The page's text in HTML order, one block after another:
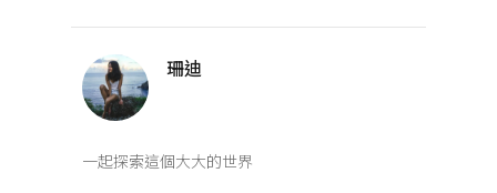
珊迪
一起探索這個大大的世界